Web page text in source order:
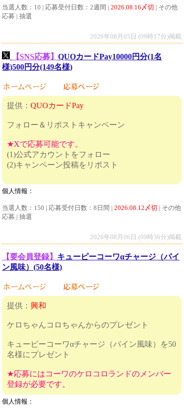
当選人数：10 | 応募受付日数：2週間 | 2026.08.16〆切 | その他
応募 | 抽選
2026年08月05日 (09時17分)掲載
【SNS応募】 QUOカードPay10000円分(1名
様)500円分(149名様)
提供： QUOカードPay
フォロー＆リポストキャンペーン
★Xで応募可能です。
(1)公式アカウントをフォロー
(2)キャンペーン投稿をリポスト
個人情報：
当選人数：150 | 応募受付日数：8日間 | 2026.08.12〆切 | その他
応募 | 抽選
2026年08月06日 (09時36分)掲載
【要会員登録】 キューピーコーワαチャージ（パイ
ン風味）(50名様)
提供： 興和
ケロちゃんコロちゃんからのプレゼント
キューピーコーワαチャージ（パイン風味）を50
名様にプレゼント
★応募にはコーワのケロコロランドのメンバー
登録が必要です。
個人情報：